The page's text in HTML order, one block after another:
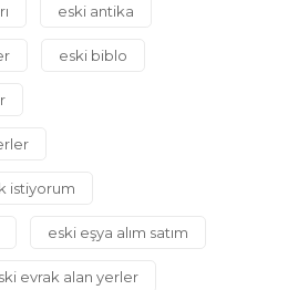
eski antika
eski biblo
istiyorum
eski eşya alım satım
evrak alan yerler